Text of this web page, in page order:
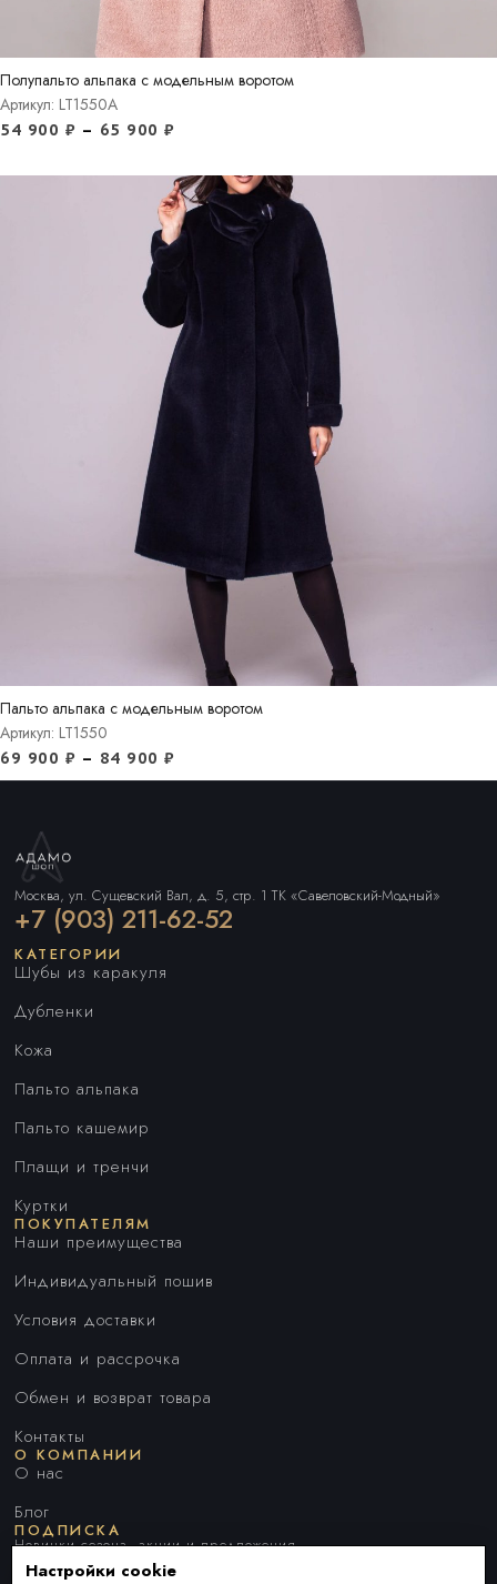
Полупальто альпака с модельным воротом
Артикул: LT1550A
54 900 ₽ – 65 900 ₽
Пальто альпака с модельным воротом
Артикул: LT1550
69 900 ₽ – 84 900 ₽
Москва, ул. Сущевский Вал, д. 5, стр. 1 ТК «Савеловский-Модный»
+7 (903) 211-62-52
КАТЕГОРИИ
Шубы из каракуля
Дубленки
Кожа
Пальто альпака
Пальто кашемир
Плащи и тренчи
Куртки
ПОКУПАТЕЛЯМ
Наши преимущества
Индивидуальный пошив
Условия доставки
Оплата и рассрочка
Обмен и возврат товара
Контакты
О КОМПАНИИ
О нас
Блог
ПОДПИСКА
Новинки сезона, акции и предложения
Настройки cookie